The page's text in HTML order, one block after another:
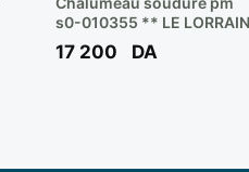
s0-010355 ** LE LORRAIN
17 200 DA